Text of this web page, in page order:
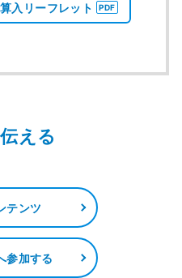
入リーフレット
える
テンツ
参加する